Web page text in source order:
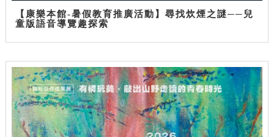
【康樂本館-暑假教育推廣活動】尋找炊煙之謎──兒
童版語音導覽趣探索